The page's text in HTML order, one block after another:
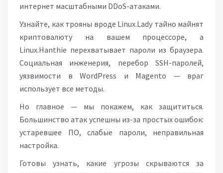
интернет масштабными DDoS-атаками.
Узнайте, как трояны вроде Linux.Lady тайно майнят
криптовалюту на вашем процессоре, а
Linux.Hanthie перехватывает пароли из браузера.
Социальная инженерия, перебор SSH-паролей,
уязвимости в WordPress и Magento — враг
использует все методы.
Но главное — мы покажем, как защититься.
Большинство атак успешны из-за простых ошибок:
устаревшее ПО, слабые пароли, неправильная
настройка.
Готовы узнать, какие угрозы скрываются за